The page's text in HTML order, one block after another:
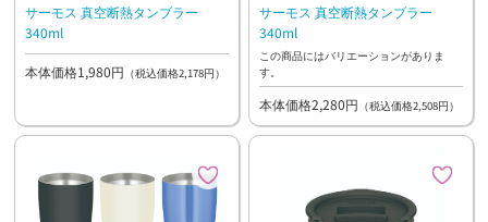
サーモス 真空断熱タンブラー
340ml
本体価格1,980円 （税込価格2,178円）
サーモス 真空断熱タンブラー
340ml
この商品にはバリエーションがありま
す。
本体価格2,280円 （税込価格2,508円）